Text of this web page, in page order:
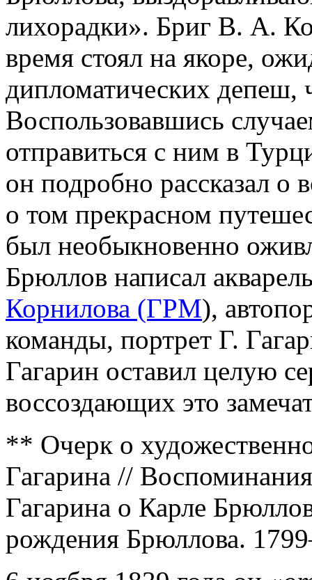
лихорадки». Бриг В. А.
время стоял на якоре,
дипломатических депеш,
Воспользовавшись
отправиться с ним в
он подробно рассказал о
о том прекрасном
был необыкновенно
Брюллов написал
Корнилова (ГРМ),
команды, портрет Г.
Гагарин оставил целую
воссоздающих это
** Очерк о
Гагарина //
Гагарина о Карле
рождения Брюллова.